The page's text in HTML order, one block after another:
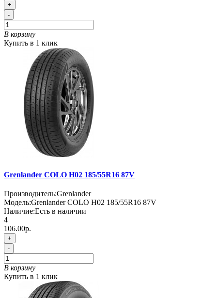
+
-
В корзину
Купить в 1 клик
Grenlander COLO H02 185/55R16 87V
Производитель:Grenlander
Модель:Grenlander COLO H02 185/55R16 87V
Наличие:Есть в наличии
4
106.00р.
+
-
В корзину
Купить в 1 клик